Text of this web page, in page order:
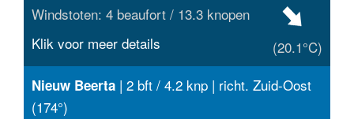
Windstoten: 4 beaufort / 13.3 knopen
(20.1°C)
Klik voor meer details
Nieuw Beerta | 2 bft / 4.2 knp | richt. Zuid-Oost
(174°)